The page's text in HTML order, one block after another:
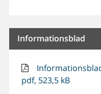
Informationsblad
pdf, 523,5 kB